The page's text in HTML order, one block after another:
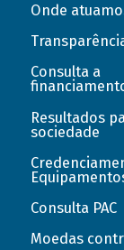
Onde
Consulta a
Resultados
sociedade
Consulta PAC
Moedas